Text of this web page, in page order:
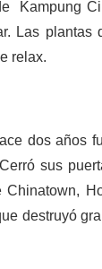
Kampung
Las plantas
relax.
dos años
sus
destruyó